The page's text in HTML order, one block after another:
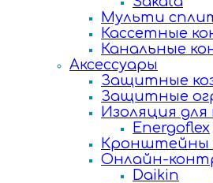
Мульти
Кассетные
Канальные
Аксессуары
Защитные
Защитные
Изоляция для
Energoflex
Кронштейны
Онлайн-
Daikin